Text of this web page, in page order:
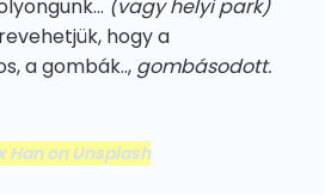
(vagy helyi park)
hogy a
a gombák.., gombásodott.
Han on Unsplash